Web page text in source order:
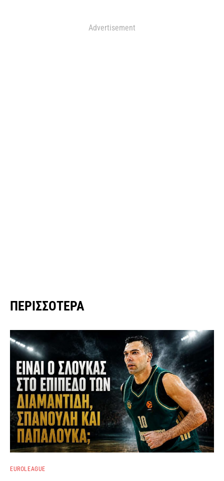
Advertisement
ΠΕΡΙΣΣΌΤΕΡΑ
EUROLEAGUE